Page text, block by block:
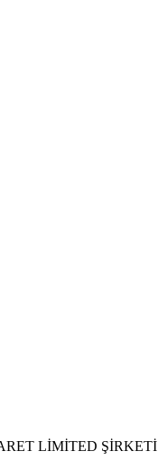
LİMİTED ŞİRKETİ